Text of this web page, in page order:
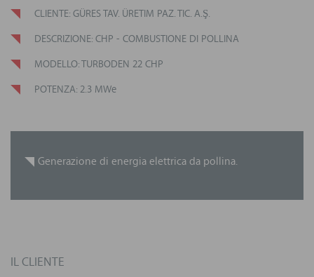
CLIENTE: GÜRES TAV. ÜRETIM PAZ. TIC. A.Ş.
DESCRIZIONE: CHP - COMBUSTIONE DI POLLINA
MODELLO: TURBODEN 22 CHP
POTENZA: 2.3 MWe
Generazione di energia elettrica da pollina.
IL CLIENTE